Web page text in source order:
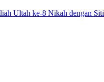
Ultah ke-8 Nikah dengan Siti